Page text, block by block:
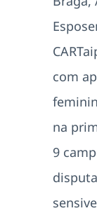
com
na
9